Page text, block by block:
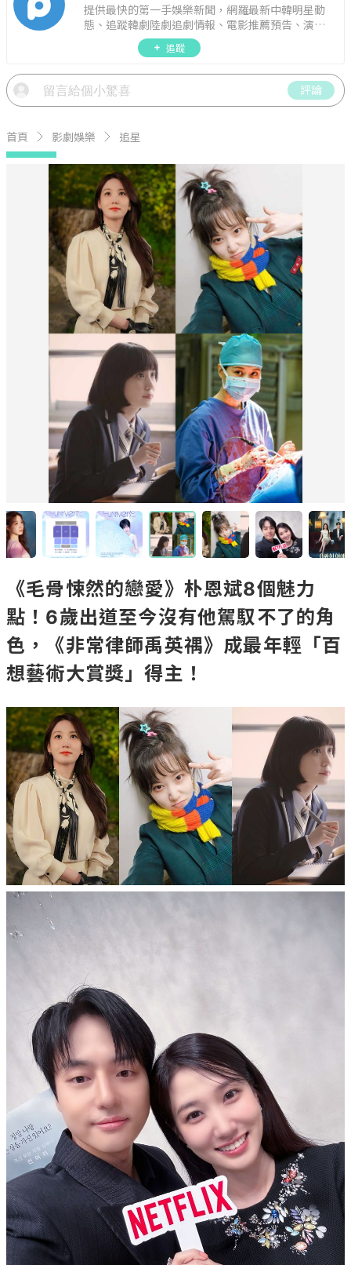
提供最快的第一手娛樂新聞，網羅最新中韓明星動
態、追蹤韓劇陸劇追劇情報、電影推薦預告、演藝
圈話題，演唱會見面會最新資訊，讓你追星零時
追蹤
評論
首頁 影劇娛樂 追星
《毛骨悚然的戀愛》朴恩斌8個魅力
點！6歲出道至今沒有他駕馭不了的角
色，《非常律師禹英禑》成最年輕「百
想藝術大賞獎」得主！